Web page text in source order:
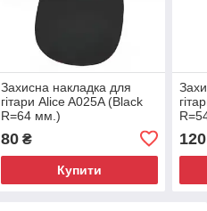
Захисна накладка для
гітари Alice A025A (Black
R=64 мм.)
80₴
Купити
120